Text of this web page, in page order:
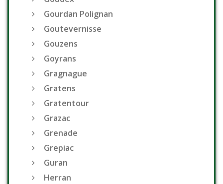
Gourdan Polignan
Goutevernisse
Gouzens
Goyrans
Gragnague
Gratens
Gratentour
Grazac
Grenade
Grepiac
Guran
Herran